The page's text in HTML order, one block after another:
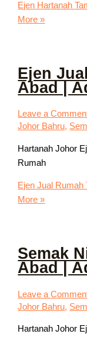
Ejen Hartanah
More »
Ejen
Abad |
Leave a
Johor Bahru,
Hartanah Johor
Rumah
Ejen Jual Rumah
More »
Semak
Abad |
Leave a
Johor Bahru,
Hartanah Johor